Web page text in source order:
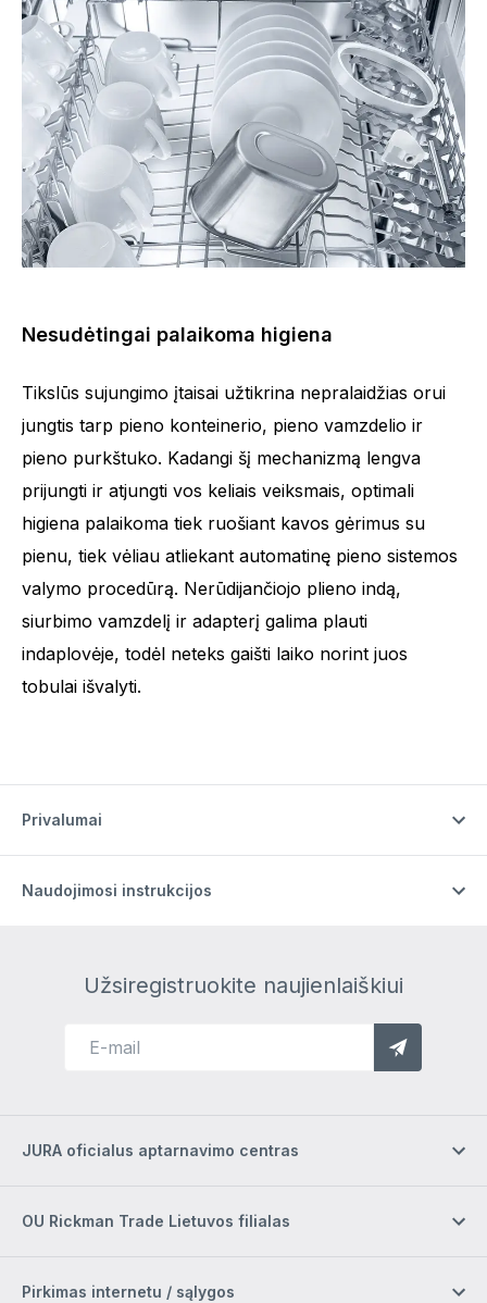
Nesudėtingai palaikoma higiena
Tikslūs sujungimo įtaisai užtikrina nepralaidžias orui
jungtis tarp pieno konteinerio, pieno vamzdelio ir
pieno purkštuko. Kadangi šį mechanizmą lengva
prijungti ir atjungti vos keliais veiksmais, optimali
higiena palaikoma tiek ruošiant kavos gėrimus su
pienu, tiek vėliau atliekant automatinę pieno sistemos
valymo procedūrą. Nerūdijančiojo plieno indą,
siurbimo vamzdelį ir adapterį galima plauti
indaplovėje, todėl neteks gaišti laiko norint juos
tobulai išvalyti.
Privalumai
Naudojimosi instrukcijos
Užsiregistruokite naujienlaiškiui
JURA oficialus aptarnavimo centras
OU Rickman Trade Lietuvos filialas
Pirkimas internetu / sąlygos